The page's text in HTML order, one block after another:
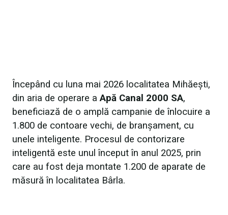
Începând cu luna mai 2026 localitatea Mihăești,
din aria de operare aApă Canal 2000 SA,
beneficiază de o amplă campanie de înlocuire a
1.800 de contoare vechi, de branșament, cu
unele inteligente. Procesul de contorizare
inteligentă este unul început în anul 2025, prin
care au fost deja montate 1.200 de aparate de
măsură în localitatea Bârla.